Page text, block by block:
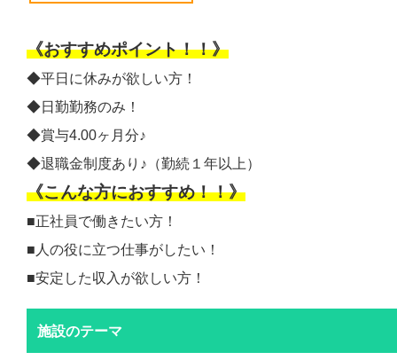
《おすすめポイント！！》
◆平日に休みが欲しい方！
◆日勤勤務のみ！
◆賞与4.00ヶ月分♪
◆退職金制度あり♪（勤続１年以上）
《こんな方におすすめ！！》
■正社員で働きたい方！
■人の役に立つ仕事がしたい！
■安定した収入が欲しい方！
施設のテーマ